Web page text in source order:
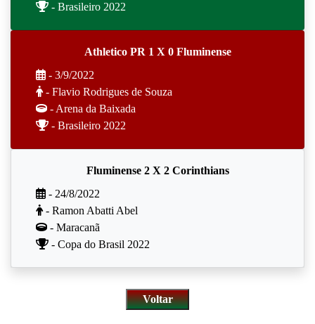
- Brasileiro 2022
Athletico PR 1 X 0 Fluminense
- 3/9/2022
- Flavio Rodrigues de Souza
- Arena da Baixada
- Brasileiro 2022
Fluminense 2 X 2 Corinthians
- 24/8/2022
- Ramon Abatti Abel
- Maracanã
- Copa do Brasil 2022